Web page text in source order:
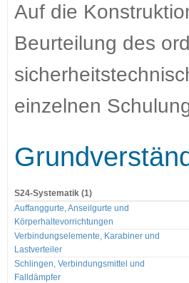
Auf die
Beurteilung des
einzelnen
S24-Systematik (1)
Auffanggurte, Anseilgurte und
Körperhaltevorrichtungen
Verbindungselemente, Karabiner und
Lastverteiler
Schlingen, Verbindungsmittel und
Falldämpfer